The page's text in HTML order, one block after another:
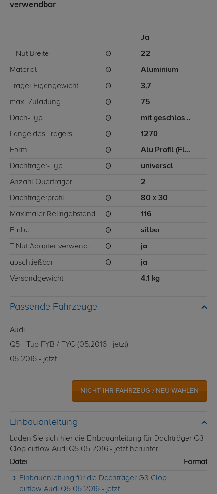
verwendbar
Ja
T-Nut Breite 22
Material Aluminium
Träger Eigengewicht 3,7
max. Zuladung 75
Dach-Typ mit geschlossener Dachreling
Länge des Trägers 1270
Form Alu Profil (Flügelform)
Dachträger-Typ universal
Anzahl Querträger 2
Dachträgerprofil 80 x 30
Maximaler Relingabstand 116
Farbe silber
T-Nut Adapter verwendbar ja
abschließbar ja
Versandgewicht 4.1 kg
Passende Fahrzeuge
Audi
Q5 - Typ FYB / FYG (05.2016 - jetzt)
05.2016 - jetzt
NICHT IHR FAHRZEUG / NEU WÄHLEN
Einbauanleitung
Laden Sie sich hier die Einbauanleitung für Dachträger G3
Clop airflow Audi Q5 05.2016 - jetzt herunter.
Datei
Format
Einbauanleitung für die Dachträger G3 Clop
airflow Audi Q5 05.2016 - jetzt